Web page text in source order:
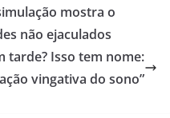
mostra o
não ejaculados
tarde? Isso tem nome:
vingativa do sono”